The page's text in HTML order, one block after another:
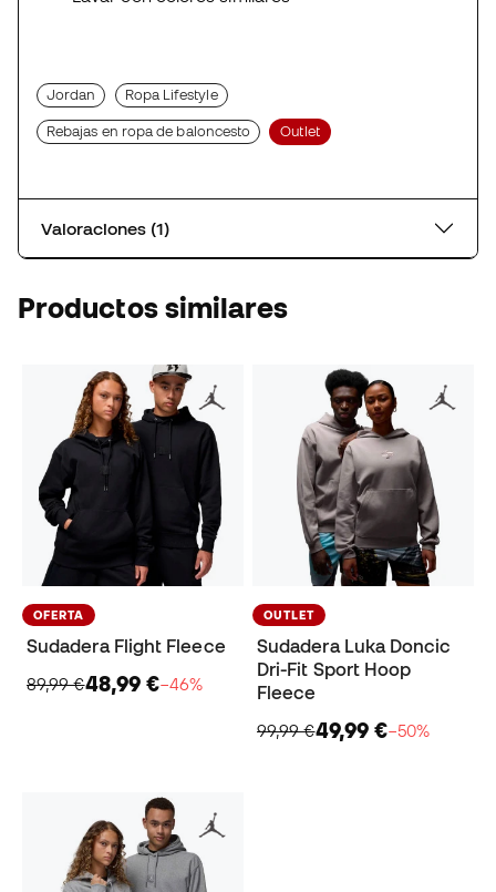
Jordan Ropa Lifestyle
Rebajas en ropa de baloncesto Outlet
Valoraciones (1)
Productos similares
OFERTA
Sudadera Flight Fleece
89,99 €48,99 €−46%
OUTLET
Sudadera Luka Doncic
Dri-Fit Sport Hoop
Fleece
99,99 €49,99 €−50%